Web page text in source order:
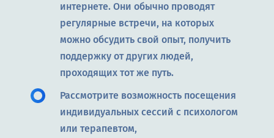
интернете. Они обычно проводят
регулярные встречи, на которых
можно обсудить свой опыт, получить
поддержку от других людей,
проходящих тот же путь.
Рассмотрите возможность посещения
индивидуальных сессий с психологом
или терапевтом,